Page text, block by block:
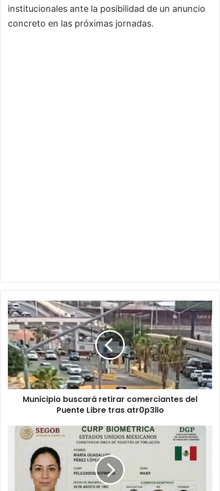
institucionales ante la posibilidad de un anuncio
concreto en las próximas jornadas.
Municipio
buscará
retirar
comerciantes
del
Puente
Libre
tras
atr0p3llo
Municipio buscará retirar comerciantes del
Puente Libre tras atr0p3llo
Nueva
CURP
Biométrica